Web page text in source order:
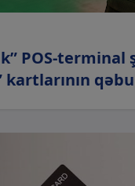
POS-terminal
kartlarının